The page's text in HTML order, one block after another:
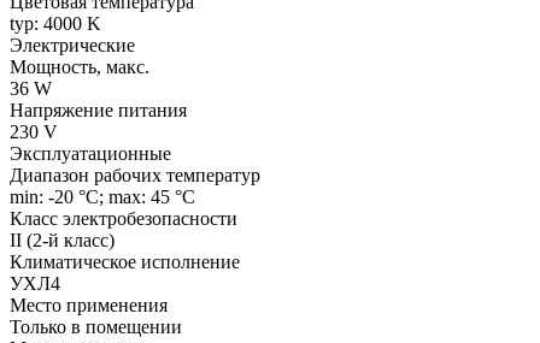
typ: 4000 K
Электрические
Мощность, макс.
36 W
Напряжение питания
230 V
Эксплуатационные
Диапазон рабочих температур
min: -20 °C; max: 45 °C
Класс электробезопасности
II (2-й класс)
Климатическое исполнение
УХЛ4
Место применения
Только в помещении